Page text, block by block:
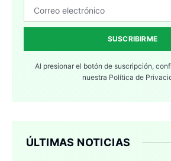
SUSCRIBIRME
Al presionar el botón de suscripción,
nuestra Política de
ÚLTIMAS NOTICIAS